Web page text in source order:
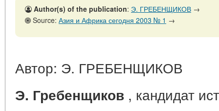
Author(s) of the publication: Э. ГРЕБЕНЩИКОВ →
Source: Азия и Африка сегодня 2003 № 1 →
Автор: Э. ГРЕБЕНЩИКОВ
Э. Гребенщиков , кандидат